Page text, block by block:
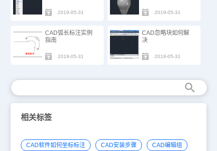
2019-05-31 2019-05-31
CAD弧长标注实例
指南
2019-05-31
CAD忽略块如何解
决
2019-05-31
相关标签
CAD软件如何坐标标注 CAD安装步骤 CAD编辑组